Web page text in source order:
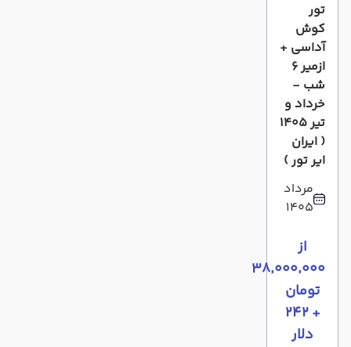
تور
کوش
آداسی +
ازمیر 6
شب -
خرداد و
تیر 1405
( ایران
ایر تور )
مرداد
1405
از
۳۸٬۰۰۰٬۰۰۰
تومان
+ ۲۴۲
دلار